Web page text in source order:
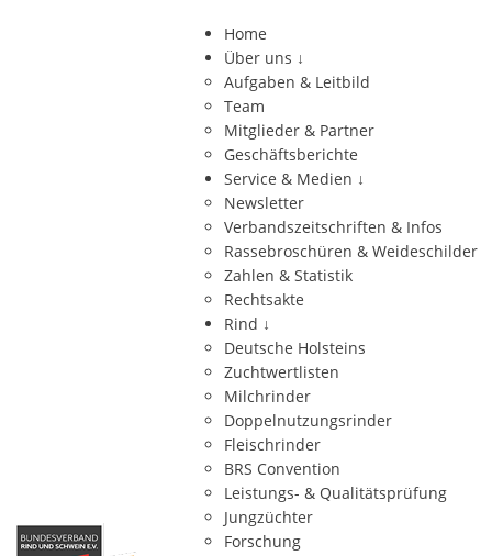
Home
Über uns ↓
Aufgaben & Leitbild
Team
Mitglieder & Partner
Geschäftsberichte
Service & Medien ↓
Newsletter
Verbandszeitschriften & Infos
Rassebroschüren & Weideschilder
Zahlen & Statistik
Rechtsakte
Rind ↓
Deutsche Holsteins
Zuchtwertlisten
Milchrinder
Doppelnutzungsrinder
Fleischrinder
BRS Convention
Leistungs- & Qualitätsprüfung
Jungzüchter
Forschung